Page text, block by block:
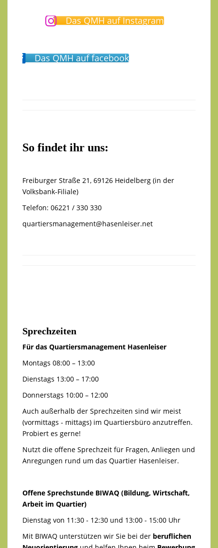
Das QMH auf Instagram
Das QMH auf facebook
So findet ihr uns:
Freiburger Straße 21, 69126 Heidelberg (in der
Volksbank-Filiale)
Telefon: 06221 / 330 330
quartiersmanagement@hasenleiser.net
Sprechzeiten
Für das Quartiersmanagement Hasenleiser
Montags 08:00 – 13:00
Dienstags 13:00 – 17:00
Donnerstags 10:00 – 12:00
Auch außerhalb der Sprechzeiten sind wir meist
(vormittags - mittags) im Quartiersbüro anzutreffen.
Probiert es gerne!
Nutzt die offene Sprechzeit für Fragen, Anliegen und
Anregungen rund um das Quartier Hasenleiser.
Offene Sprechstunde BIWAQ (Bildung, Wirtschaft,
Arbeit im Quartier)
Dienstag von 11:30 - 12:30 und 13:00 - 15:00 Uhr
Mit BIWAQ unterstützen wir Sie bei der beruflichen